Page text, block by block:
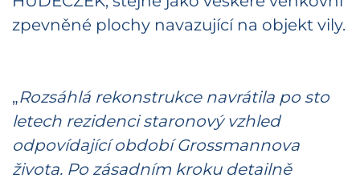
zpevněné plochy navazující na objekt vily.
„Rozsáhlá rekonstrukce navrátila po sto
letech rezidenci staronový vzhled
odpovídající období Grossmannova
života. Po zásadním kroku detailně